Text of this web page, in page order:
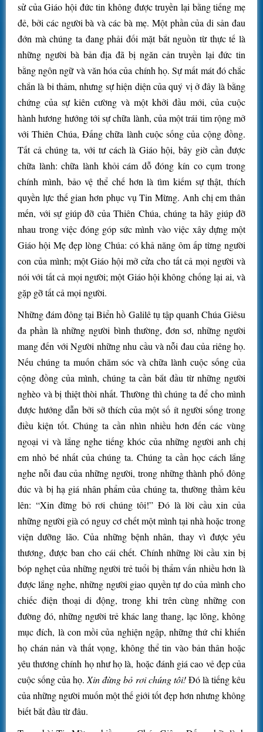
sử của Giáo hội đức tin không được truyền lại bằng tiếng mẹ
đẻ, bởi các người bà và các bà mẹ. Một phần của di sản đau
đớn mà chúng ta đang phải đối mặt bắt nguồn từ thực tế là
những người bà bản địa đã bị ngăn cản truyền lại đức tin
bằng ngôn ngữ và văn hóa của chính họ. Sự mất mát đó chắc
chắn là bi thảm, nhưng sự hiện diện của quý vị ở đây là bằng
chứng của sự kiên cường và một khởi đầu mới, của cuộc
hành hương hướng tới sự chữa lành, của một trái tim rộng mở
với Thiên Chúa, Đấng chữa lành cuộc sống của cộng đồng.
Tất cả chúng ta, với tư cách là Giáo hội, bây giờ cần được
chữa lành: chữa lành khỏi cám dỗ đóng kín co cụm trong
chính mình, bảo vệ thể chế hơn là tìm kiếm sự thật, thích
quyền lực thế gian hơn phục vụ Tin Mừng. Anh chị em thân
mến, với sự giúp đỡ của Thiên Chúa, chúng ta hãy giúp đỡ
nhau trong việc đóng góp sức mình vào việc xây dựng một
Giáo hội Mẹ đẹp lòng Chúa: có khả năng ôm ấp từng người
con của mình; một Giáo hội mở cửa cho tất cả mọi người và
nói với tất cả mọi người; một Giáo hội không chống lại ai, và
gặp gỡ tất cả mọi người.
Những đám đông tại Biển hồ Galilê tụ tập quanh Chúa Giêsu
đa phần là những người bình thường, đơn sơ, những người
mang đến với Người những nhu cầu và nỗi đau của riêng họ.
Nếu chúng ta muốn chăm sóc và chữa lành cuộc sống của
cộng đồng của mình, chúng ta cần bắt đầu từ những người
nghèo và bị thiệt thòi nhất. Thường thì chúng ta để cho mình
được hướng dẫn bởi sở thích của một số ít người sống trong
điều kiện tốt. Chúng ta cần nhìn nhiều hơn đến các vùng
ngoại vi và lắng nghe tiếng khóc của những người anh chị
em nhỏ bé nhất của chúng ta. Chúng ta cần học cách lắng
nghe nỗi đau của những người, trong những thành phố đông
đúc và bị hạ giá nhân phẩm của chúng ta, thường thầm kêu
lên: “Xin đừng bỏ rơi chúng tôi!” Đó là lời cầu xin của
những người già có nguy cơ chết một mình tại nhà hoặc trong
viện dưỡng lão. Của những bệnh nhân, thay vì được yêu
thương, được ban cho cái chết. Chính những lời cầu xin bị
bóp nghẹt của những người trẻ tuổi bị thẩm vấn nhiều hơn là
được lắng nghe, những người giao quyền tự do của mình cho
chiếc điện thoại di động, trong khi trên cùng những con
đường đó, những người trẻ khác lang thang, lạc lõng, không
mục đích, là con mồi của nghiện ngập, những thứ chỉ khiến
họ chán nản và thất vọng, không thể tin vào bản thân hoặc
yêu thương chính họ như họ là, hoặc đánh giá cao vẻ đẹp của
cuộc sống của họ. Xin đừng bỏ rơi chúng tôi!Đó là tiếng kêu
của những người muốn một thế giới tốt đẹp hơn nhưng không
biết bắt đầu từ đâu.